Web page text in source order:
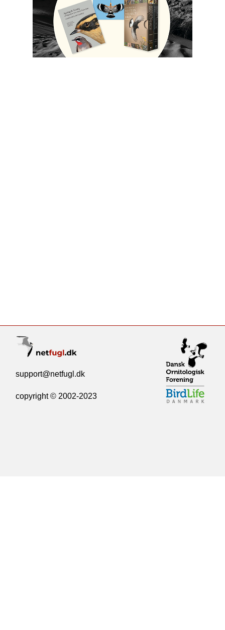
support@netfugl.dk
copyright © 2002-2023